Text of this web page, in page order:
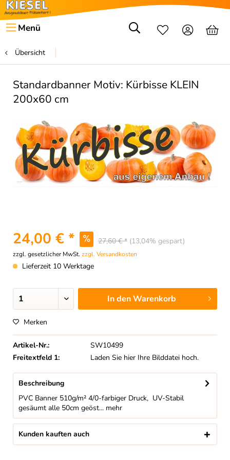
Menü
Übersicht
Standardbanner Motiv: Kürbisse KLEIN
200x60 cm
24,00 € * 27,60 € * (13,04% gespart)
zzgl. gesetzlicher MwSt. zzgl. Versandkosten
Lieferzeit 10 Werktage
In denWarenkorb
Merken
Artikel-Nr.:
SW10499
Freitextfeld 1:
Laden Sie hier Ihre Bilddatei hoch.
Beschreibung
PVC Banner 510g/m² 4/0-farbiger Druck, UV-Stabil
gesäumt alle 50cm geöst... mehr
Kunden kauften auch